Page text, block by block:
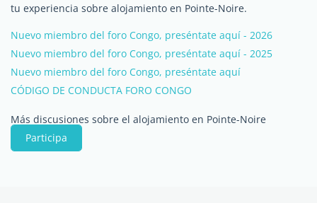
tu experiencia sobre alojamiento en Pointe-Noire.
Nuevo miembro del foro Congo, preséntate aquí - 2026
Nuevo miembro del foro Congo, preséntate aquí - 2025
Nuevo miembro del foro Congo, preséntate aquí
CÓDIGO DE CONDUCTA FORO CONGO
Más discusiones sobre el alojamiento en Pointe-Noire
Participa